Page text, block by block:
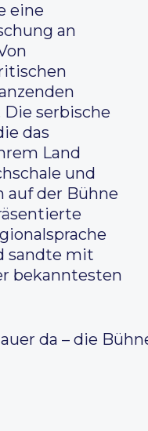
eine
an
Die serbische
das
Land
und
auf der Bühne
sandte mit
bekanntesten